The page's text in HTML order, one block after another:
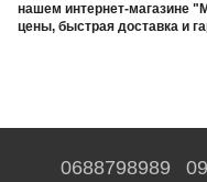
нашем интернет-магазине
цены, быстрая доставка и
0688798989